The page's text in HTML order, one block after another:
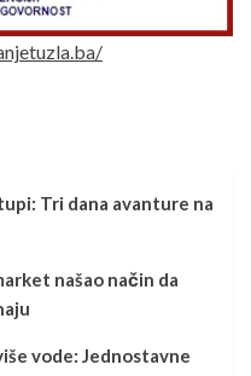
Tri dana avanture na
našao način da
vode: Jednostavne